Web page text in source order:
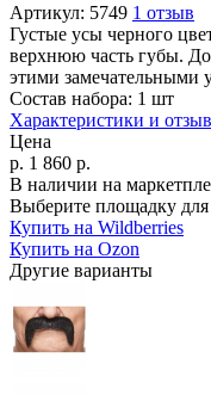
Артикул: 5749 1 отзыв
Густые усы черного
верхнюю часть губы.
этими замечательными
Состав набора: 1 шт
Характеристики и
Цена
р. 1 860 р.
В наличии на
Выберите площадку
Купить на Wildberries
Купить на Ozon
Другие варианты